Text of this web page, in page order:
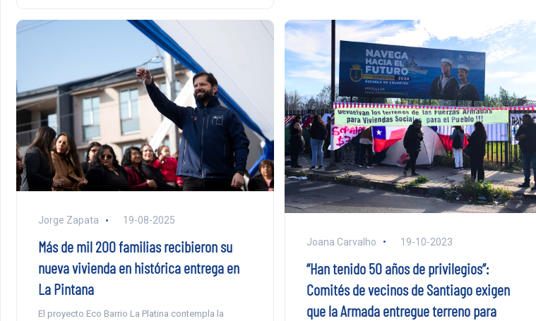
Jorge Zapata 19-08-2025
Más de mil 200 familias recibieron su
nueva vivienda en histórica entrega en
La Pintana
El proyecto Eco Barrio La Platina contempla la
Joana Carvalho 19-10-2023
“Han tenido 50 años de privilegios”:
Comités de vecinos de Santiago exigen
que la Armada entregue terreno para